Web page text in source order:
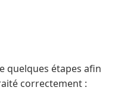
quelques étapes afin
correctement :